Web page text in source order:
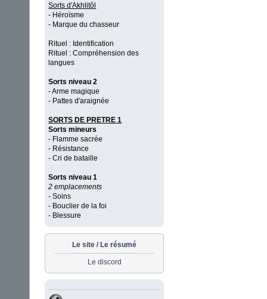
Sorts d'Akhlitôl
- Héroïsme
- Marque du chasseur
Rituel : Identification
Rituel : Compréhension des
langues
Sorts niveau 2
- Arme magique
- Pattes d'araignée
SORTS DE PRETRE 1
Sorts mineurs
- Flamme sacrée
- Résistance
- Cri de bataille
Sorts niveau 1
2 emplacements
- Soins
- Bouclier de la foi
- Blessure
Le site / Le résumé
Le discord